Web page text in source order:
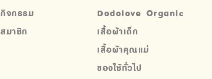
กิจกรรม
สมาชิก
Dodolove Organic
เสื้อผ้าเด็ก
เสื้อผ้าคุณแม่
ของใช้ทั่วไป